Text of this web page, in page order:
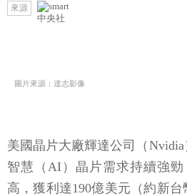
來源
中央社
圖片來源：達志影像
美國晶片大廠輝達公司（
智慧（AI）晶片需求持續強
高，獲利達190億美元（約新